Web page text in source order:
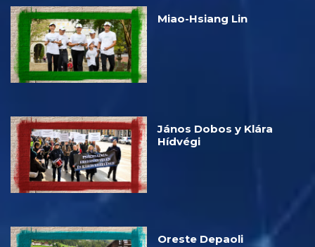
Miao-Hsiang Lin
János Dobos y Klára
Hídvégi
Oreste Depaoli